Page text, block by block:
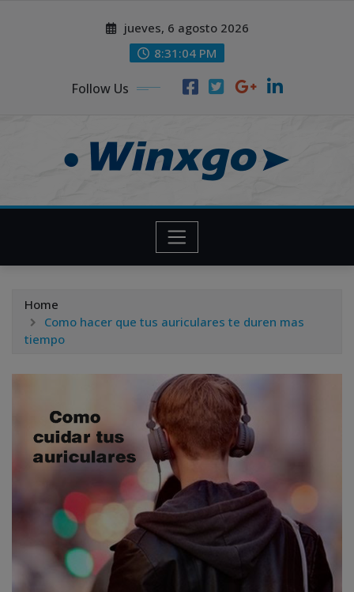
jueves, 6 agosto 2026
8:31:05 PM
Follow Us
Home
Como hacer que tus auriculares te duren mas
tiempo